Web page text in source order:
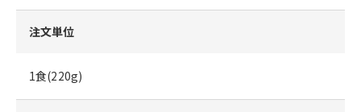
注文単位
1食(220g)